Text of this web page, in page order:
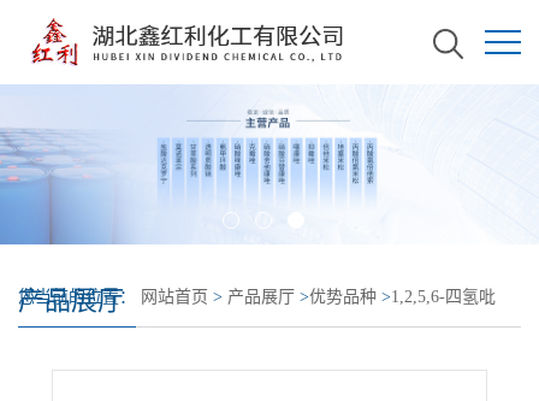
产品展厅
您当前的位置： 网站首页 > 产品展厅 >优势品种 >1,2,5,6-四氢吡